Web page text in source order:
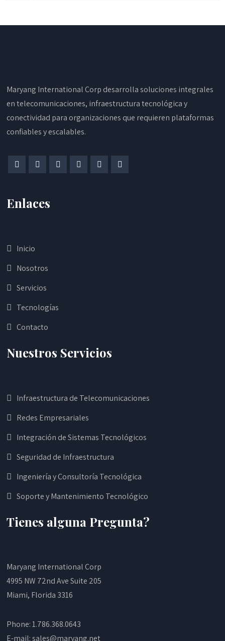
Maryang International Corp desarrolla soluciones integrales
en telecomunicaciones, infraestructura tecnológica y
conectividad para organizaciones que requieren plataformas
confiables y escalables.
Enlaces
Inicio
Nosotros
Servicios
Tecnologías
Contacto
Nuestros Servicios
Infraestructura de Telecomunicaciones
Redes Empresariales
Integración de Sistemas Tecnológicos
Seguridad de Infraestructura
Ingeniería y Consultoría Tecnológica
Soporte y Mantenimiento Tecnológico
Tienes alguna Pregunta?
Maryang International Corp
4995 NW 72nd Ave Suite 205
Miami, Florida 3316
Phone: 1.786.368.0643
E-mail: sales@maryang.net